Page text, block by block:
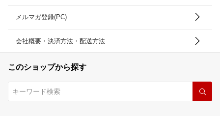
メルマガ登録(PC)
会社概要・決済方法・配送方法
このショップから探す